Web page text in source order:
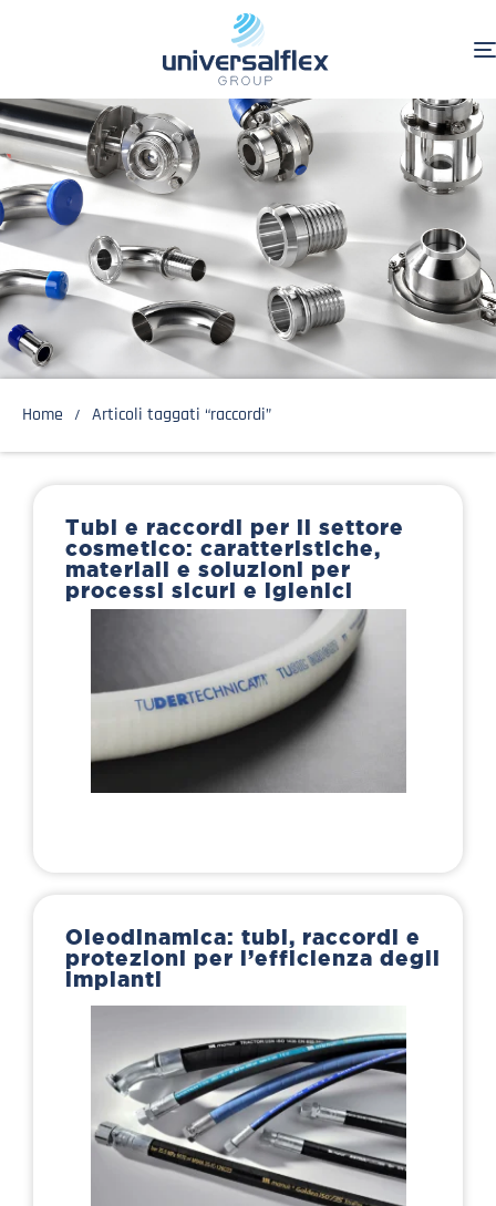
Home Articoli taggati “raccordi”
Tubi e raccordi per il settore
cosmetico: caratteristiche,
materiali e soluzioni per
processi sicuri e igienici
Oleodinamica: tubi, raccordi e
protezioni per l’efficienza degli
impianti